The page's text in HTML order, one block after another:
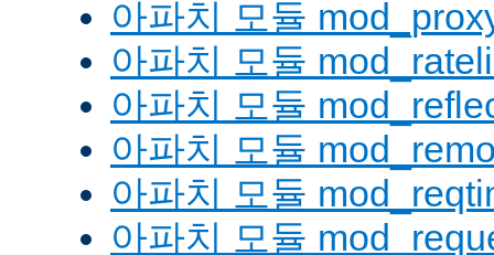
아파치 모듈
아파치 모듈
아파치 모듈
아파치 모듈
아파치 모듈
아파치 모듈